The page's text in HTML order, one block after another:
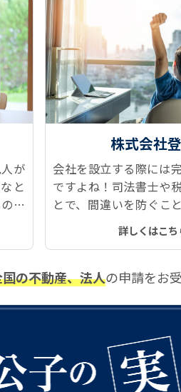
が
と
が
後
豊
株式会社
会社を設立する際には
ですよね！司法書士や
とで、間違いを防ぐこ
設立した後のメンテナ
更や役員変更などで発
詳しくはこち
の不動産、法人の申請をお